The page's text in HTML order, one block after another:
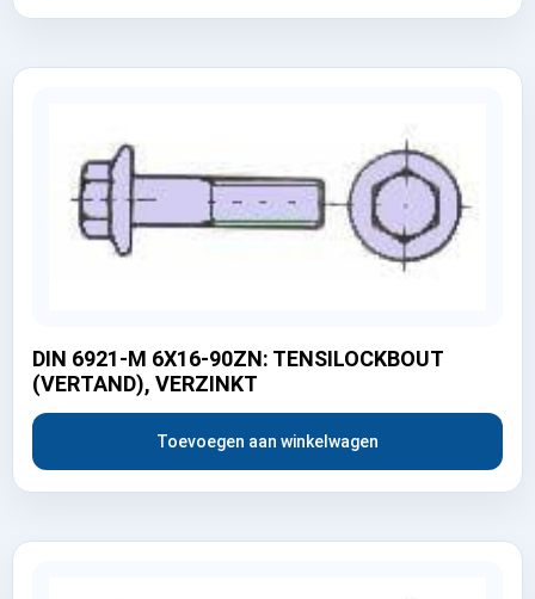
DIN 6921-M 6X16-90ZN: TENSILOCKBOUT
(VERTAND), VERZINKT
Toevoegen aan winkelwagen